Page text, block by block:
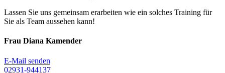
Lassen Sie uns gemeinsam erarbeiten wie ein solches Training für
Sie als Team aussehen kann!
Frau Diana Kamender
E-Mail senden
02931-944137